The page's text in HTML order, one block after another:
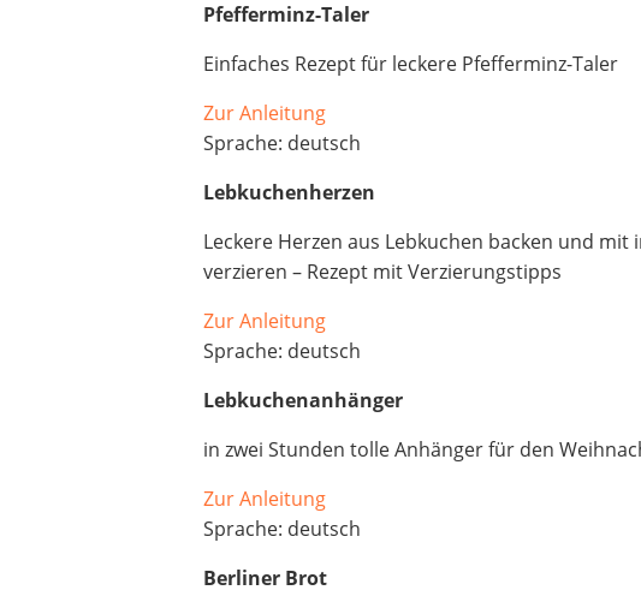
Pfefferminz-Taler
Einfaches Rezept für leckere Pfefferminz-Taler
Zur Anleitung
Sprache: deutsch
Lebkuchenherzen
Leckere Herzen aus Lebkuchen backen und
verzieren – Rezept mit Verzierungstipps
Zur Anleitung
Sprache: deutsch
Lebkuchenanhänger
in zwei Stunden tolle Anhänger für den
Zur Anleitung
Sprache: deutsch
Berliner Brot